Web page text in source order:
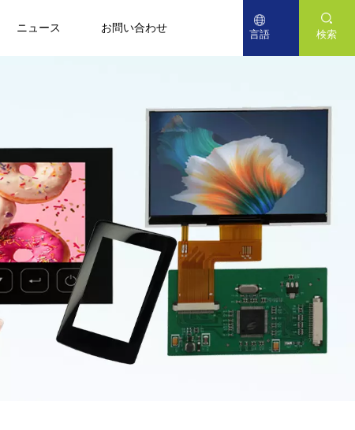
ニュース お問い合わせ 検索
言語
English
Deutsch
日本語